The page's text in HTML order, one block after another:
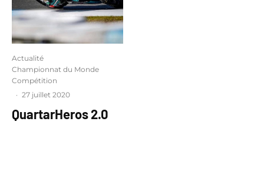
Actualité
Championnat du Monde
Compétition
· 27 juillet 2020
QuartarHeros 2.0